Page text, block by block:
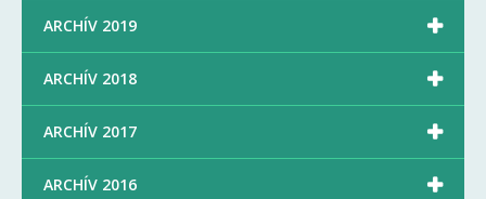
ARCHÍV 2019 
ARCHÍV 2018 
ARCHÍV 2017 
ARCHÍV 2016 